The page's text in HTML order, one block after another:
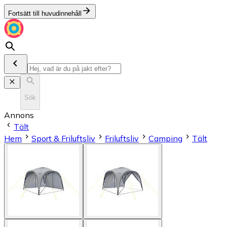
Fortsätt till huvudinnehåll
Sök
Annons
Tält
Hem
Sport & Friluftsliv Friluftsliv Camping Tält